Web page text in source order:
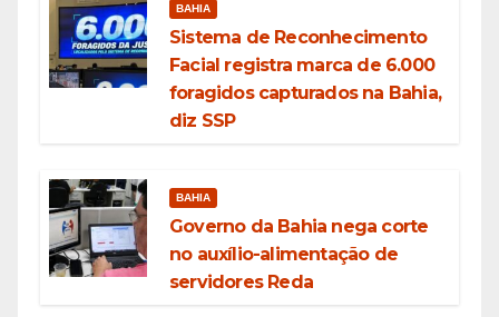
BAHIA
Sistema de Reconhecimento
Facial registra marca de 6.000
foragidos capturados na Bahia,
diz SSP
BAHIA
Governo da Bahia nega corte
no auxílio-alimentação de
servidores Reda